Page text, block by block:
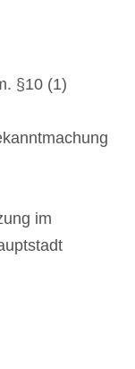
§10 (1)
im